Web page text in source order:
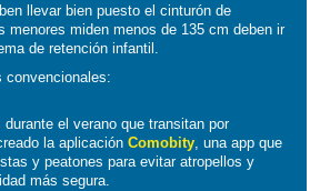
llevar bien puesto el cinturón de
miden menos de 135 cm deben ir
de retención infantil.
convencionales:
el verano que transitan por
la aplicaciónComobity, una app que
y peatones para evitar atropellos y
más segura.